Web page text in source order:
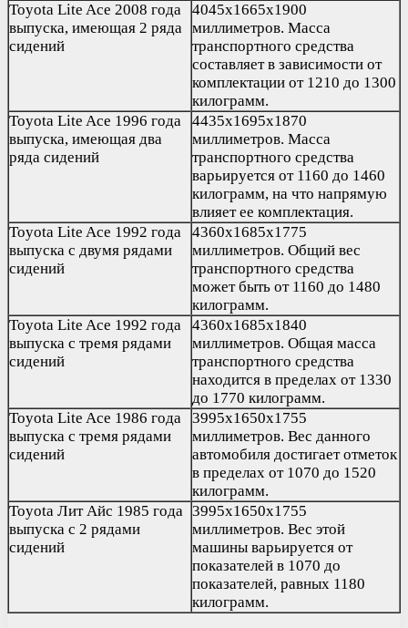
Toyota Lite Ace 2008 года
выпуска, имеющая 2 ряда
сидений
4045х1665х1900
миллиметров. Масса
транспортного средства
составляет в зависимости от
комплектации от 1210 до 1300
килограмм.
Toyota Lite Ace 1996 года
выпуска, имеющая два
ряда сидений
4435х1695х1870
миллиметров. Масса
транспортного средства
варьируется от 1160 до 1460
килограмм, на что напрямую
влияет ее комплектация.
Toyota Lite Ace 1992 года
выпуска с двумя рядами
сидений
4360х1685х1775
миллиметров. Общий вес
транспортного средства
может быть от 1160 до 1480
килограмм.
Toyota Lite Ace 1992 года
выпуска с тремя рядами
сидений
4360х1685х1840
миллиметров. Общая масса
транспортного средства
находится в пределах от 1330
до 1770 килограмм.
Toyota Lite Ace 1986 года
выпуска с тремя рядами
сидений
3995х1650х1755
миллиметров. Вес данного
автомобиля достигает отметок
в пределах от 1070 до 1520
килограмм.
Toyota Лит Айс 1985 года
выпуска с 2 рядами
сидений
3995х1650х1755
миллиметров. Вес этой
машины варьируется от
показателей в 1070 до
показателей, равных 1180
килограмм.